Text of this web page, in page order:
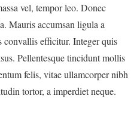
vel, tempor leo. Donec
Mauris accumsan ligula a
efficitur. Integer quis
Pellentesque tincidunt mollis
felis, vitae ullamcorper nibh
tortor, a imperdiet neque.